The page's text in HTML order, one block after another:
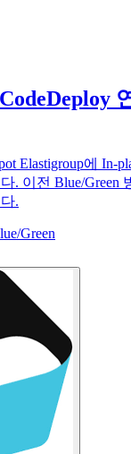
Elastigroup에 In-
. 이전 Blue/Green
.
Green